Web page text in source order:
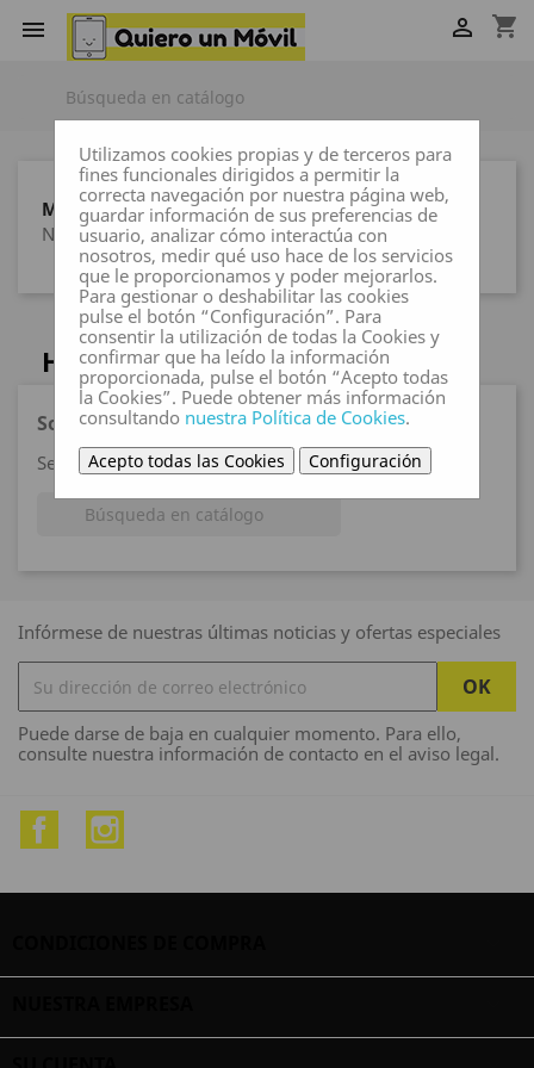
 shopping_cart

MARCAS
Ninguna marca
HP
Sorry for the inconvenience.
Search again what you are looking for
Infórmese de nuestras últimas noticias y ofertas especiales
Puede darse de baja en cualquier momento. Para ello,
consulte nuestra información de contacto en el aviso legal.
Facebook
Utilizamos cookies propias y de terceros para
fines funcionales dirigidos a permitir la
correcta navegación por nuestra página web,
guardar información de sus preferencias de
usuario, analizar cómo interactúa con
nosotros, medir qué uso hace de los servicios
que le proporcionamos y poder mejorarlos.
Para gestionar o deshabilitar las cookies
pulse el botón “Configuración”. Para
consentir la utilización de todas la Cookies y
confirmar que ha leído la información
proporcionada, pulse el botón “Acepto todas
la Cookies”. Puede obtener más información
consultando nuestra Política de Cookies.
Acepto todas las Cookies Configuración